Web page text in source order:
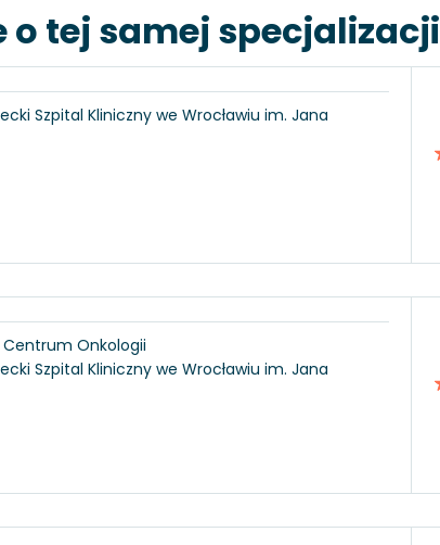
o tej samej specjalizacji
Szpital Kliniczny we Wrocławiu im. Jana
Centrum Onkologii
Szpital Kliniczny we Wrocławiu im. Jana